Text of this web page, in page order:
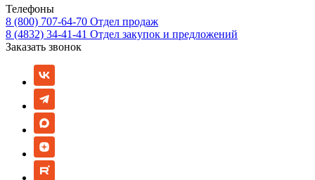
Телефоны
8 (800) 707-64-70 Отдел продаж
8 (4832) 34-41-41 Отдел закупок и предложений
Заказать звонок